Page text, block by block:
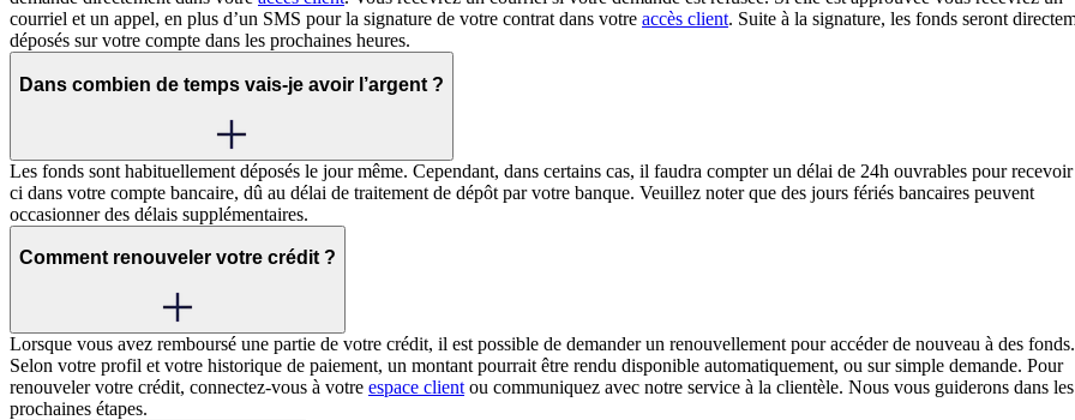
courriel et un appel, en plus d’un SMS pour la signature de votre contrat dans votre accès client. Suite à la signature, les fonds seront
déposés sur votre compte dans les prochaines heures.
Dans combien de temps vais-je avoir l’argent ?
Les fonds sont habituellement déposés le jour même. Cependant, dans certains cas, il faudra compter un délai de 24h ouvrables pour
ci dans votre compte bancaire, dû au délai de traitement de dépôt par votre banque. Veuillez noter que des jours fériés bancaires peuvent
occasionner des délais supplémentaires.
Comment renouveler votre crédit ?
Lorsque vous avez remboursé une partie de votre crédit, il est possible de demander un renouvellement pour accéder de nouveau à des fonds.
Selon votre profil et votre historique de paiement, un montant pourrait être rendu disponible automatiquement, ou sur simple demande. Pour
renouveler votre crédit, connectez-vous à votre espace client ou communiquez avec notre service à la clientèle. Nous vous guiderons dans les
prochaines étapes.